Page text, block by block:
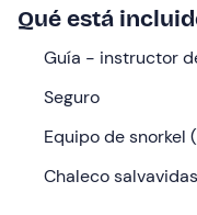
Mediterráneo.
Qué haremos
Llegaremos al punto
15 minutos de
instructor, experto
para completar el
Qué está
Guía - instructor
Seguro
Equipo de snorkel
Chaleco